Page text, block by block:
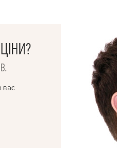
вас